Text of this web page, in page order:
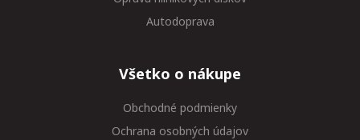
Autodoprava
Všetko o nákupe
Obchodné podmienky
Ochrana osobných údajov